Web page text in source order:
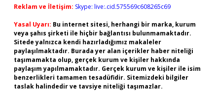
Reklam ve İletişim: Skype: live:.cid.575569c608265c69
Yasal Uyarı: Bu internet sitesi, herhangi bir marka, kurum
veya şahıs şirketi ile hiçbir bağlantısı bulunmamaktadır.
Sitede yalnızca kendi hazırladığımız makaleler
paylaşılmaktadır. Burada yer alan içerikler haber niteliği
taşımamakta olup, gerçek kurum ve kişiler hakkında
paylaşım yapılmamaktadır. Gerçek kurum ve kişiler ile isim
benzerlikleri tamamen tesadüfidir. Sitemizdeki bilgiler
taslak halindedir ve tavsiye niteliği taşımazlar.